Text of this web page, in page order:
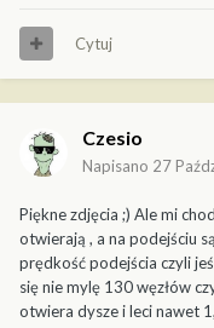
Cytuj
Czesio
Napisano 27
Piękne zdjęcia ;) Ale mi
otwierają , a na podejściu
prędkość podejścia czyli
się nie mylę 130 węzłów
otwiera dysze i leci nawet